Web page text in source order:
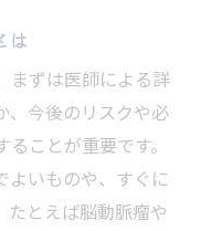
は
まずは医師による詳
、今後のリスクや必
ことが重要です。
よいものや、すぐに
とえば脳動脈瘤や